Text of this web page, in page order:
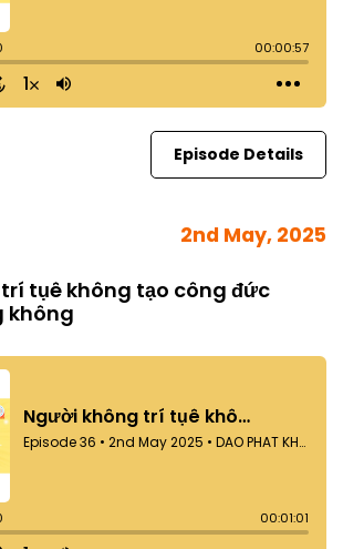
Episode Details
2nd May, 2025
tụê không tạo công đức
không